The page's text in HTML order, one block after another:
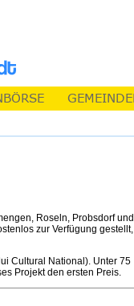
Roseln, Probsdorf und
zur Verfügung gestellt,
Cultural National). Unter 75
Projekt den ersten Preis.